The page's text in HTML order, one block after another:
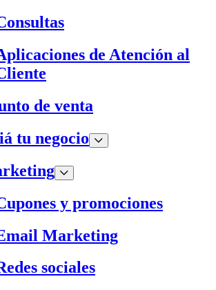
de Atención al
de venta
tu negocio
y promociones
Marketing
sociales